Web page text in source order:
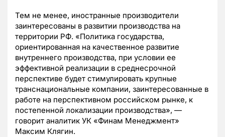
Тем не менее, иностранные производители
заинтересованы в развитии производства на
территории РФ. «Политика государства,
ориентированная на качественное развитие
внутреннего производства, при условии ее
эффективной реализации в среднесрочной
перспективе будет стимулировать крупные
транснациональные компании, заинтересованные в
работе на перспективном российском рынке, к
постепенной локализации производства», —
говорит аналитик УК «Финам Менеджмент»
Максим Клягин.